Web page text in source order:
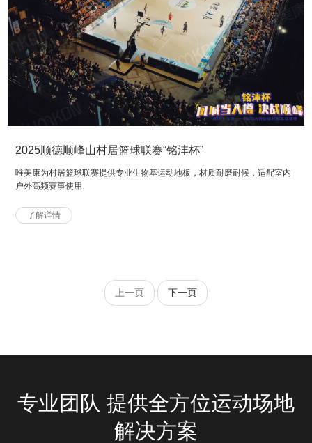
2025顺德顺峰山村居篮球联赛“铭沣杯”
唯美康为村居篮球联赛提供专业生物基运动地板，材质耐磨耐候，适配室内
户外高频赛事使用
了解详情
上一页 下一页
专业团队 提供全方位运动场地
解决方案